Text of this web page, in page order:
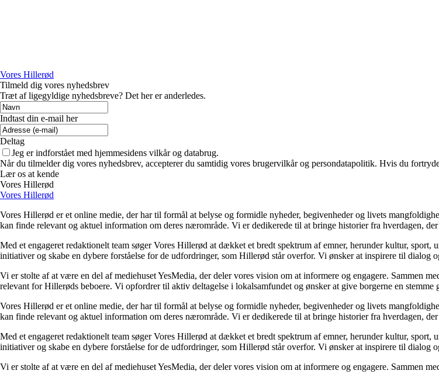
Vores Hillerød
Tilmeld dig vores nyhedsbrev
Træt af ligegyldige nyhedsbreve? Det her er anderledes.
Indtast din e-mail her
Deltag
Jeg er indforstået med hjemmesidens vilkår og databrug.
Når du tilmelder dig vores nyhedsbrev, accepterer du samtidig vores brugervilkår og persondatapolitik. Hvis du
Lær os at kende
Vores Hillerød
Vores Hillerød
Vores Hillerød er et online medie, der har til formål at belyse og formidle nyheder, begivenheder og livets
kan finde relevant og aktuel information om deres nærområde. Vi er dedikerede til at bringe historier fra hverdagen,
Med et engageret redaktionelt team søger Vores Hillerød at dækket et bredt spektrum af emner, herunder kultur,
initiativer og skabe en dybere forståelse for de udfordringer, som Hillerød står overfor. Vi ønsker at inspirere til dialog
Vi er stolte af at være en del af mediehuset YesMedia, der deler vores vision om at informere og engagere. Sammen
relevant for Hillerøds beboere. Vi opfordrer til aktiv deltagelse i lokalsamfundet og ønsker at give borgerne en stemme
Vores Hillerød er et online medie, der har til formål at belyse og formidle nyheder, begivenheder og livets
kan finde relevant og aktuel information om deres nærområde. Vi er dedikerede til at bringe historier fra hverdagen,
Med et engageret redaktionelt team søger Vores Hillerød at dækket et bredt spektrum af emner, herunder kultur,
initiativer og skabe en dybere forståelse for de udfordringer, som Hillerød står overfor. Vi ønsker at inspirere til dialog
Vi er stolte af at være en del af mediehuset YesMedia, der deler vores vision om at informere og engagere. Sammen